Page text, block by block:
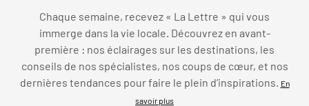
Chaque semaine, recevez « La Lettre » qui vous
immerge dans la vie locale. Découvrez en avant-
première : nos éclairages sur les destinations, les
conseils de nos spécialistes, nos coups de cœur, et nos
dernières tendances pour faire le plein d’inspirations. En
savoir plus